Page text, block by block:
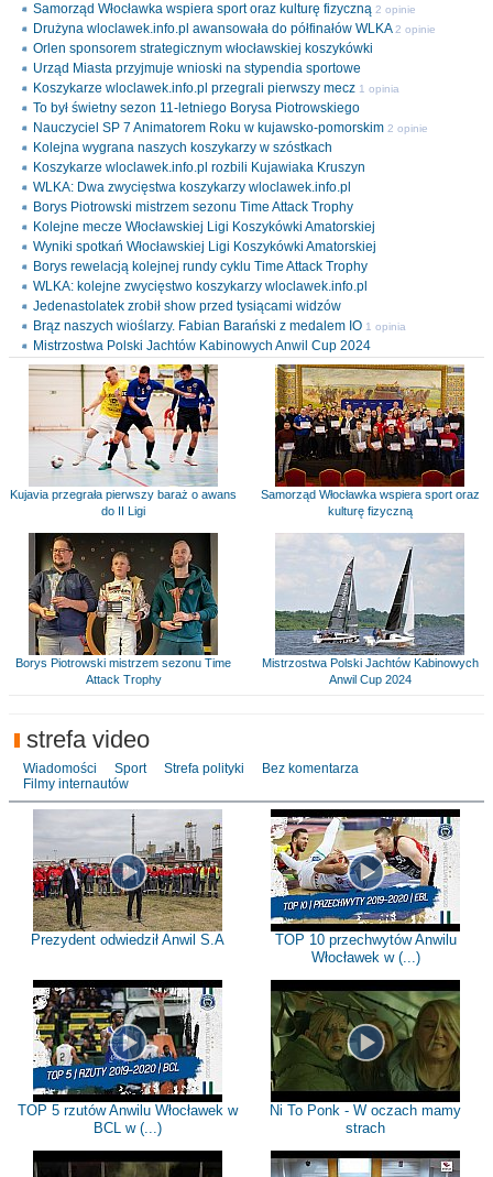
Samorząd Włocławka wspiera sport oraz kulturę fizyczną 2 opinie
Drużyna wloclawek.info.pl awansowała do półfinałów WLKA 2 opinie
Orlen sponsorem strategicznym włocławskiej koszykówki
Urząd Miasta przyjmuje wnioski na stypendia sportowe
Koszykarze wloclawek.info.pl przegrali pierwszy mecz 1 opinia
To był świetny sezon 11-letniego Borysa Piotrowskiego
Nauczyciel SP 7 Animatorem Roku w kujawsko-pomorskim 2 opinie
Kolejna wygrana naszych koszykarzy w szóstkach
Koszykarze wloclawek.info.pl rozbili Kujawiaka Kruszyn
WLKA: Dwa zwycięstwa koszykarzy wloclawek.info.pl
Borys Piotrowski mistrzem sezonu Time Attack Trophy
Kolejne mecze Włocławskiej Ligi Koszykówki Amatorskiej
Wyniki spotkań Włocławskiej Ligi Koszykówki Amatorskiej
Borys rewelacją kolejnej rundy cyklu Time Attack Trophy
WLKA: kolejne zwycięstwo koszykarzy wloclawek.info.pl
Jedenastolatek zrobił show przed tysiącami widzów
Brąz naszych wioślarzy. Fabian Barański z medalem IO 1 opinia
Mistrzostwa Polski Jachtów Kabinowych Anwil Cup 2024
Kujavia przegrała pierwszy baraż o awans
do II Ligi
Samorząd Włocławka wspiera sport oraz
kulturę fizyczną
Borys Piotrowski mistrzem sezonu Time
Attack Trophy
Mistrzostwa Polski Jachtów Kabinowych
Anwil Cup 2024
strefa video
Wiadomości Sport Strefa polityki
Bez komentarza
Filmy internautów
Prezydent odwiedził Anwil S.A
TOP 10 przechwytów Anwilu
Włocławek w (...)
TOP 5 rzutów Anwilu Włocławek w
BCL w (...)
Ni To Ponk - W oczach mamy
strach